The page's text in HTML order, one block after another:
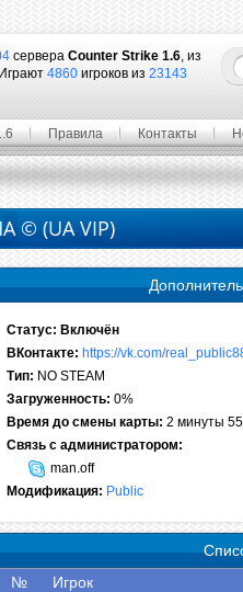
сервера Counter Strike 1.6, из
4860 игроков из 23143
Правила Контакты
© (UA VIP)
Статус: Включён
ВКонтакте: https://vk.com/
Тип: NO STEAM
Загруженность: 0%
Время до смены карты: 2 минуты
Связь с администратором:
man.off
Модификация: Public
№
Игрок